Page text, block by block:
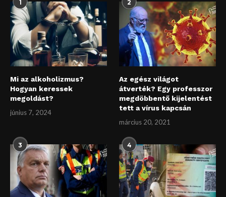
1
Mi az alkoholizmus?
Hogyan keressek
megoldást?
június 7, 2024
2
Az egész világot
átverték? Egy professzor
megdöbbentő kijelentést
tett a vírus kapcsán
március 20, 2021
3 4